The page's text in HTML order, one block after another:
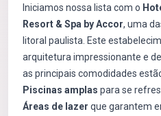
Iniciamos nossa lista com o
Resort & Spa by Accor, uma
litoral paulista. Este
arquitetura impressionante e
as principais comodidades
Piscinas amplas para se
Áreas de lazer que garantem